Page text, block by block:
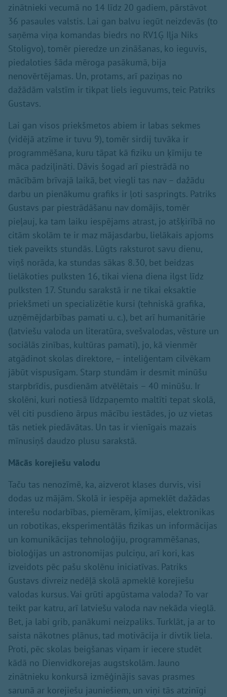
zinātnieki vecumā no 14 līdz 20 gadiem, pārstāvot
36 pasaules valstis. Lai gan balvu iegūt neizdevās (to
saņēma viņa komandas biedrs no RV1Ģ Iļja Niks
Stoligvo), tomēr pieredze un zināšanas, ko ieguvis,
piedaloties šāda mēroga pasākumā, bija
nenovērtējamas. Un, protams, arī paziņas no
dažādām valstīm ir tikpat liels ieguvums, teic Patriks
Gustavs.
Lai gan visos priekšmetos abiem ir labas sekmes
(vidējā atzīme ir tuvu 9), tomēr sirdij tuvāka ir
programmēšana, kuru tāpat kā fiziku un ķīmiju te
māca padziļināti. Dāvis šogad arī piestrādā no
mācībām brīvajā laikā, bet viegli tas nav – dažādu
darbu un pienākumu grafiks ir ļoti saspringts. Patriks
Gustavs par piestrādāšanu nav domājis, tomēr
pieļauj, ka tam laiku iespējams atrast, jo atšķirībā no
citām skolām te ir maz mājasdarbu, lielākais apjoms
tiek paveikts stundās. Lūgts raksturot savu dienu,
viņš norāda, ka stundas sākas 8.30, bet beidzas
lielākoties pulksten 16, tikai viena diena ilgst līdz
pulksten 17. Stundu sarakstā ir ne tikai eksaktie
priekšmeti un specializētie kursi (tehniskā grafika,
uzņēmējdarbības pamati u. c.), bet arī humanitārie
(latviešu valoda un literatūra, svešvalodas, vēsture un
sociālās zinības, kultūras pamati), jo, kā vienmēr
atgādinot skolas direktore, – inteliģentam cilvēkam
jābūt vispusīgam. Starp stundām ir desmit minūšu
starpbrīdis, pusdienām atvēlētais – 40 minūšu. Ir
skolēni, kuri notiesā līdzpaņemto maltīti tepat skolā,
vēl citi pusdieno ārpus mācību iestādes, jo uz vietas
tās netiek piedāvātas. Un tas ir vienīgais mazais
mīnusiņš daudzo plusu sarakstā.
Mācās korejiešu valodu
Taču tas nenozīmē, ka, aizverot klases durvis, visi
dodas uz mājām. Skolā ir iespēja apmeklēt dažādas
interešu nodarbības, piemēram, ķīmijas, elektronikas
un robotikas, eksperimentālās fizikas un informācijas
un komunikācijas tehnoloģiju, programmēšanas,
bioloģijas un astronomijas pulciņu, arī kori, kas
izveidots pēc pašu skolēnu iniciatīvas. Patriks
Gustavs divreiz nedēļā skolā apmeklē korejiešu
valodas kursus. Vai grūti apgūstama valoda? To var
teikt par katru, arī latviešu valoda nav nekāda vieglā.
Bet, ja labi grib, panākumi neizpaliks. Turklāt, ja ar to
saista nākotnes plānus, tad motivācija ir divtik liela.
Proti, pēc skolas beigšanas viņam ir iecere studēt
kādā no Dienvidkorejas augstskolām. Jauno
zinātnieku konkursā izmēģinājis savas prasmes
sarunā ar korejiešu jauniešiem, un viņi tās atzinīgi